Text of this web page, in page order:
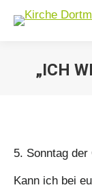
„ICH
5. Sonntag
Kann ich bei